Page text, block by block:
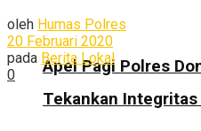
Apel Pagi Polres
Tekankan
oleh Humas Polres
20 Februari 2020
pada Berita Lokal
0